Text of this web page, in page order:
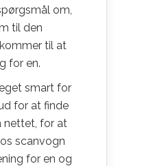
om,
til den
til at
for en.
smart for
for at finde
nettet, for at
scanvogn
for en og